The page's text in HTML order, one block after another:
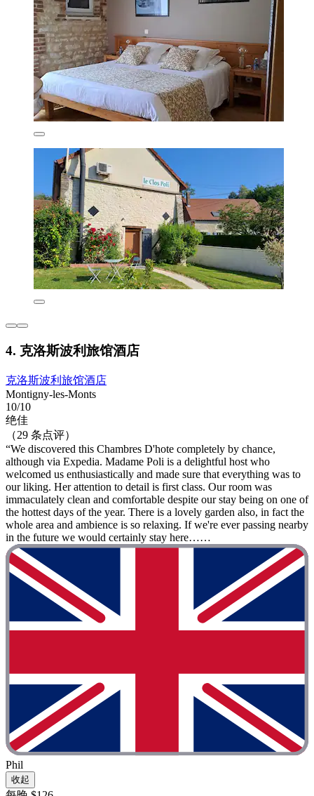
4. 克洛斯波利旅馆酒店
克洛斯波利旅馆酒店
Montigny-les-Monts
10/10
绝佳
（29 条点评）
“We discovered this Chambres D'hote completely by chance,
although via Expedia. Madame Poli is a delightful host who
welcomed us enthusiastically and made sure that everything was to
our liking. Her attention to detail is first class. Our room was
immaculately clean and comfortable despite our stay being on one of
the hottest days of the year. There is a lovely garden also, in fact the
whole area and ambience is so relaxing. If we're ever passing nearby
in the future we would certainly stay here……
Phil
收起